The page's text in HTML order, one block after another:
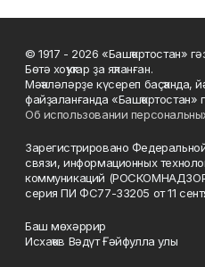
© 1917 - 2026 «Башҡортостан»
Бөтә хоҡуҡтар ҙа яҡланған.
Мәҡәләләрҙе күсереп баҫҡанда,
файҙаланғанда «Башҡортостан»
Об использовании
Зарегистрировано
связи, информационных
коммуникаций
серия ПИ ФС77-33205 от 11
Баш мөхәррир
Исхаҡов Вәдүт Ғәйфулла улы